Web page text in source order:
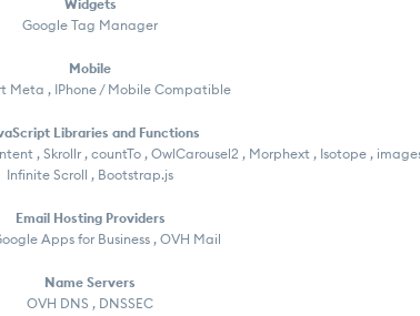
Widgets
Google Tag Manager
Mobile
Meta , IPhone / Mobile Compatible
Libraries and Functions
, Skrollr , countTo , OwlCarousel2 , Morphext , Isotope ,
Infinite Scroll , Bootstrap.js
Email Hosting Providers
Apps for Business , OVH Mail
Name Servers
OVH DNS , DNSSEC